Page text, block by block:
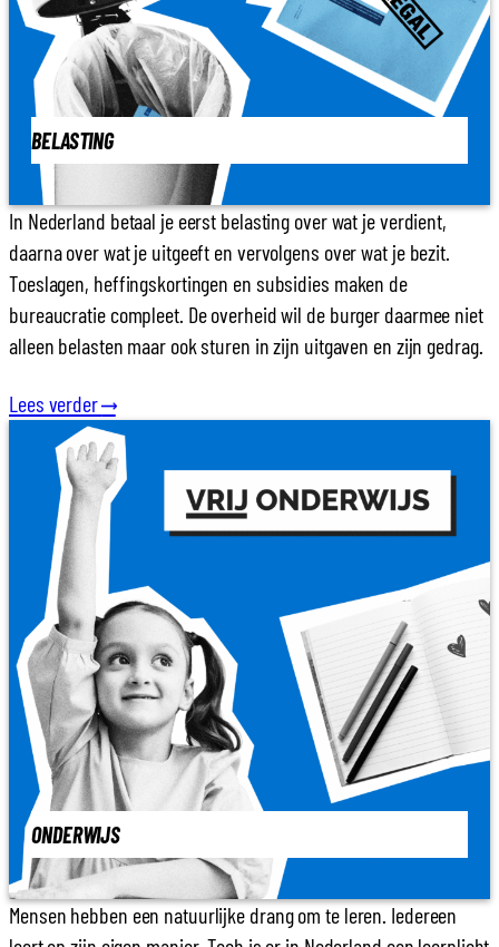
BELASTING
In Nederland betaal je eerst belasting over wat je verdient,
daarna over wat je uitgeeft en vervolgens over wat je bezit.
Toeslagen, heffingskortingen en subsidies maken de
bureaucratie compleet. De overheid wil de burger daarmee niet
alleen belasten maar ook sturen in zijn uitgaven en zijn gedrag.
Lees verder⟶
ONDERWIJS
Mensen hebben een natuurlijke drang om te leren. Iedereen